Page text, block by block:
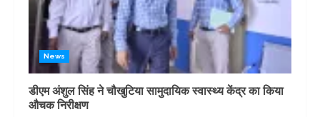
News
डीएम अंशुल सिंह ने चौखुटिया सामुदायिक स्वास्थ्य केंद्र का किया
औचक निरीक्षण